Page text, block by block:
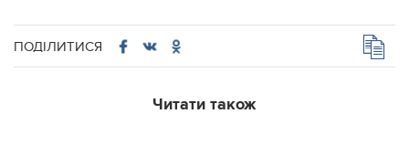
ПОДІЛИТИСЯ
Читати також